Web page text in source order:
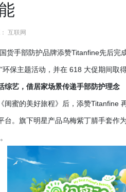
互联网
货手部防护品牌添赞Titanfine先后
环保主题活动，并在 618 大促期间取
综艺，借居家场景传递手部防护理念
闺蜜的美好旅程》后，添赞Titanfine
台。旗下明星产品乌梅紫丁腈手套作